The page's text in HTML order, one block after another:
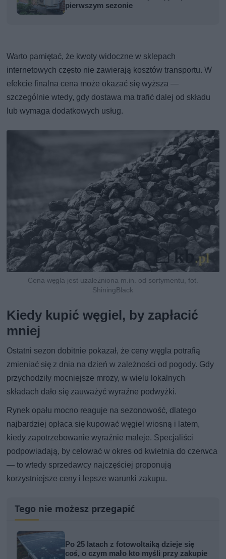
pierwszym sezonie
Warto pamiętać, że kwoty widoczne w sklepach
internetowych często nie zawierają kosztów transportu. W
efekcie finalna cena może okazać się wyższa —
szczególnie wtedy, gdy dostawa ma trafić dalej od składu
lub wymaga dodatkowych usług.
Cena węgla jest uzależniona m.in. od sortymentu, fot.
ShiningBlack
Kiedy kupić węgiel, by zapłacić
mniej
Ostatni sezon dobitnie pokazał, że ceny węgla potrafią
zmieniać się z dnia na dzień w zależności od pogody. Gdy
przychodziły mocniejsze mrozy, w wielu lokalnych
składach dało się zauważyć wyraźne podwyżki.
Rynek opału mocno reaguje na sezonowość, dlatego
najbardziej opłaca się kupować węgiel wiosną i latem,
kiedy zapotrzebowanie wyraźnie maleje. Specjaliści
podpowiadają, by celować w okres od kwietnia do czerwca
— to wtedy sprzedawcy najczęściej proponują
korzystniejsze ceny i lepsze warunki zakupu.
Tego nie możesz przegapić
Po 25 latach z fotowoltaiką dzieje się
coś, o czym mało kto myśli przy zakupie